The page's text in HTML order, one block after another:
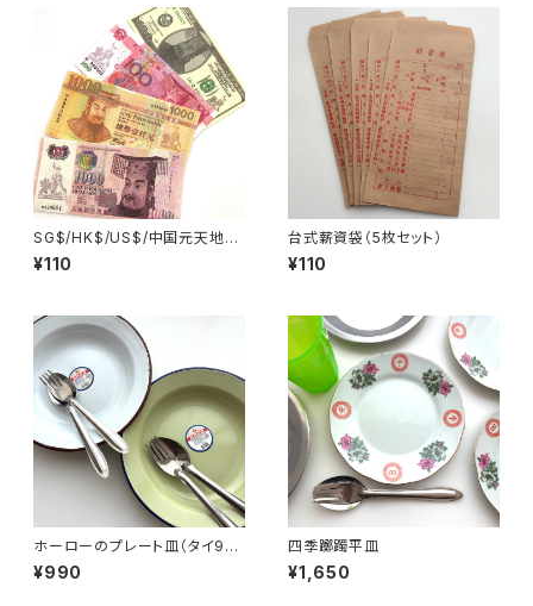
SG$/HK$/US$/中国元天地銀
行券
¥110
台式薪資袋（5枚セット）
¥110
ホーローのプレート皿（タイ90
年代製デッドストック）
¥990
四季躑躅平皿
¥1,650